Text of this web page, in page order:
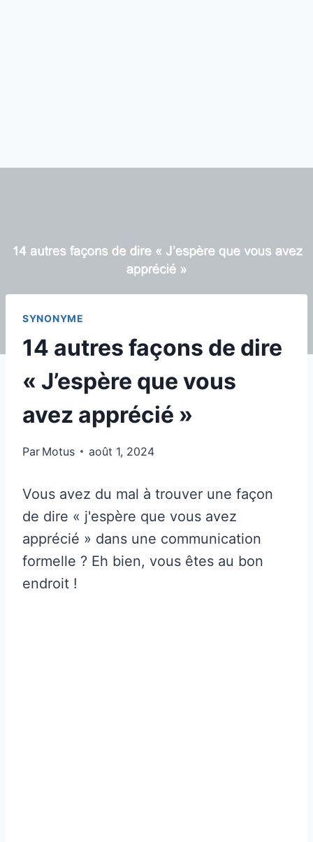
SYNONYME
14 autres façons de dire
« J’espère que vous
avez apprécié »
Par Motus août 1, 2024
Vous avez du mal à trouver une façon
de dire « j'espère que vous avez
apprécié » dans une communication
formelle ? Eh bien, vous êtes au bon
endroit !